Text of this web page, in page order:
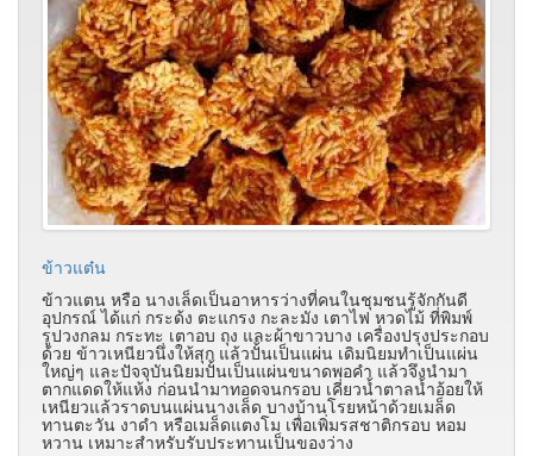
ข้าวแต๋น
ข้าวแตน หรือ นางเล็ดเป็นอาหารว่างที่คนในชุมชนรู้จักกันดี
อุปกรณ์ ได้แก่ กระด้ง ตะแกรง กะละมัง เตาไฟ หวดไม้ ที่พิมพ์
รูปวงกลม กระทะ เตาอบ ถุง และผ้าขาวบาง เครื่องปรุงประกอบ
ด้วย ข้าวเหนียวนึ่งให้สุก แล้วปั้นเป็นแผ่น เดิมนิยมทำเป็นแผ่น
ใหญ่ๆ และปัจจุบันนิยมปั้นเป็นแผ่นขนาดพอคำ แล้วจึงนำมา
ตากแดดให้แห้ง ก่อนนำมาทอดจนกรอบ เคี่ยวน้ำตาลน้ำอ้อยให้
เหนียวแล้วราดบนแผ่นนางเล็ด บางบ้านโรยหน้าด้วยเมล็ด
ทานตะวัน งาดำ หรือเมล็ดแตงโม เพื่อเพิ่มรสชาติกรอบ หอม
หวาน เหมาะสำหรับรับประทานเป็นของว่าง